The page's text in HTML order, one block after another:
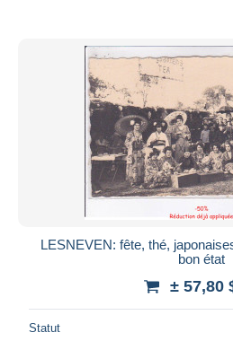
LESNEVEN: fête, thé,
bon état
± 57,80
Statut